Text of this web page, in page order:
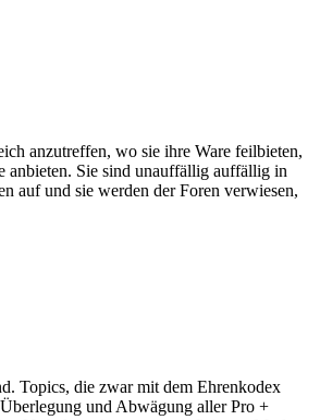
anzutreffen, wo sie ihre Ware feilbieten,
anbieten. Sie sind unauffällig auffällig in
auf und sie werden der Foren verwiesen,
Topics, die zwar mit dem Ehrenkodex
und Abwägung aller Pro +